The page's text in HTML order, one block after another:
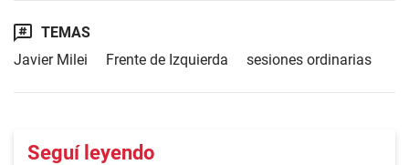
TEMAS
Javier Milei
Frente de Izquierda sesiones ordinarias
Seguí leyendo